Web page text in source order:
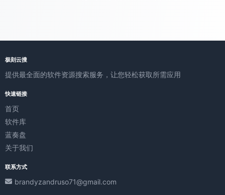
极刻云搜
提供最全面的软件资源搜索服务，让您轻松获取所需应用
快速链接
首页
软件库
蓝奏盘
关于我们
联系方式
brandyzandruso71@gmail.com